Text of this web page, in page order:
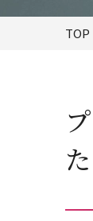
TOP
た